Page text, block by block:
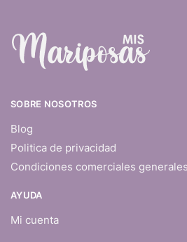
SOBRE NOSOTROS
Blog
Politica de privacidad
Condiciones comerciales
AYUDA
Mi cuenta